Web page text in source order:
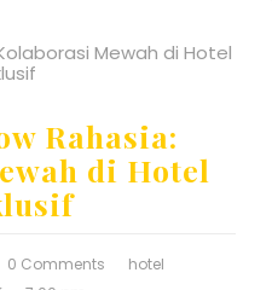
Rahasia:
di Hotel
0 Comments
hotel